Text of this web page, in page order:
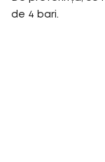
de 4 bari.